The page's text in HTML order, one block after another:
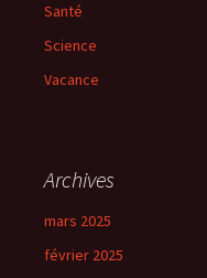
Santé
Science
Vacance
Archives
mars 2025
février 2025